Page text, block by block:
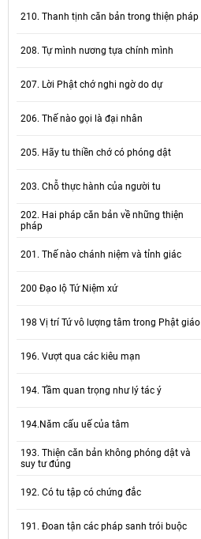
210. Thanh tịnh căn bản trong thiện pháp
208. Tự mình nương tựa chính mình
207. Lời Phật chớ nghi ngờ do dự
206. Thế nào gọi là đại nhân
205. Hãy tu thiền chớ có phóng dật
203. Chỗ thực hành của người tu
202. Hai pháp căn bản về những thiện
pháp
201. Thế nào chánh niệm và tỉnh giác
200 Đạo lộ Tứ Niệm xứ
198 Vị trí Tứ vô lượng tâm trong Phật giáo
196. Vượt qua các kiêu mạn
194. Tầm quan trọng như lý tác ý
194.Năm cấu uế của tâm
193. Thiện căn bản không phóng dật và
suy tư đúng
192. Có tu tập có chứng đắc
191. Đoan tận các pháp sanh trói buộc